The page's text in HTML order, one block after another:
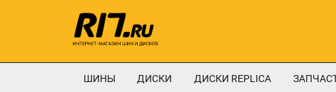
ШИНЫ ДИСКИ ДИСКИ REPLICA